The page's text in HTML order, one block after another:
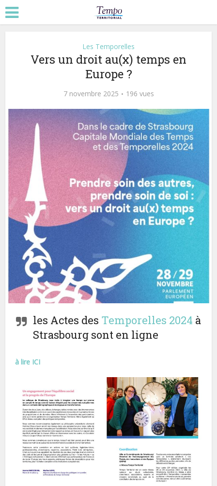
Les Temporelles
Vers un droit au(x) temps en
Europe ?
7 novembre 2025 196 vues
les Actes des Temporelles 2024 à
Strasbourg sont en ligne
à lire ICI